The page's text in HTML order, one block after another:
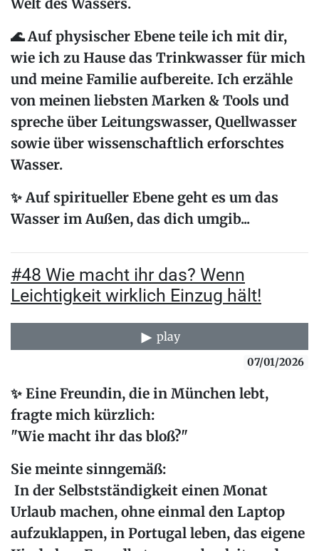
Welt des Wassers.
🌊Auf physischer Ebene teile ich mit dir,
wie ich zu Hause das Trinkwasser für mich
und meine Familie aufbereite. Ich erzähle
von meinen liebsten Marken & Tools und
spreche über Leitungswasser, Quellwasser
sowie über wissenschaftlich erforschtes
Wasser.
✨Auf spiritueller Ebene geht es um das
Wasser im Außen, das dich umgib...
#48 Wie macht ihr das? Wenn
Leichtigkeit wirklich Einzug hält!
play
07/01/2026
✨ Eine Freundin, die in München lebt,
fragte mich kürzlich:
"Wie macht ihr das bloß?"
Sie meinte sinngemäß:
In der Selbstständigkeit einen Monat
Urlaub machen, ohne einmal den Laptop
aufzuklappen, in Portugal leben, das eigene